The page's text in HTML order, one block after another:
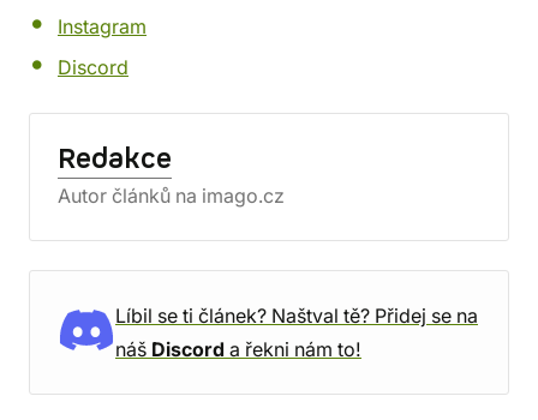
Instagram
Discord
Redakce
Autor článků na imago.cz
Líbil se ti článek? Naštval tě? Přidej se na
náš Discord a řekni nám to!